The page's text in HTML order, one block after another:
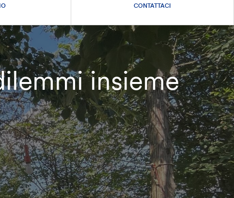
CONTATTACI
insieme